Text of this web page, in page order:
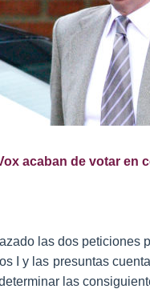
acaban de votar en
las dos peticiones
I y las presuntas
las